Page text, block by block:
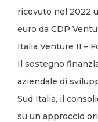
ricevuto nel 2022
euro da CDP
Italia Venture II –
Il sostegno
aziendale di
Sud Italia, il
su un approccio